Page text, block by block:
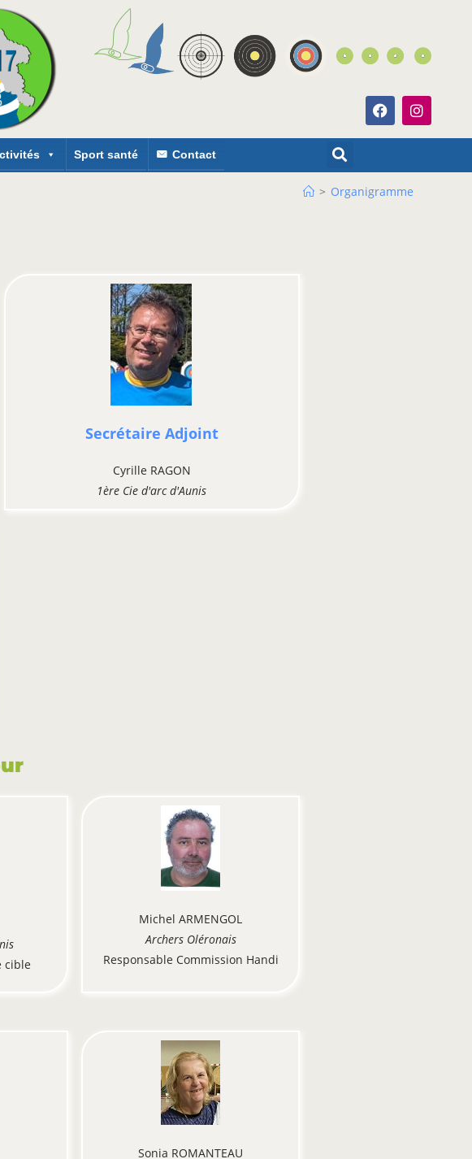
Sport santé Contact
> Organigramme
Secrétaire Adjoint
Cyrille RAGON
1ère Cie d'arc d'Aunis
cible
Michel ARMENGOL
Archers Oléronais
Responsable Commission Handi
Sonia ROMANTEAU